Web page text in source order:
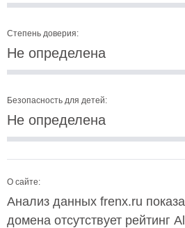
Степень доверия:
Не определена
Безопасность для детей:
Не определена
О сайте:
Анализ данных frenx.ru
домена отсутствует рейтинг